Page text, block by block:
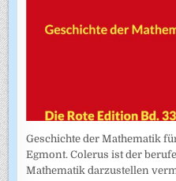
Geschichte der Mathematik
Egmont. Colerus ist der
Mathematik darzustellen